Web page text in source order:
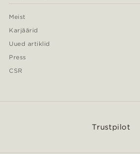
Meist
Karjäärid
Uued artiklid
Press
CSR
Trustpilot